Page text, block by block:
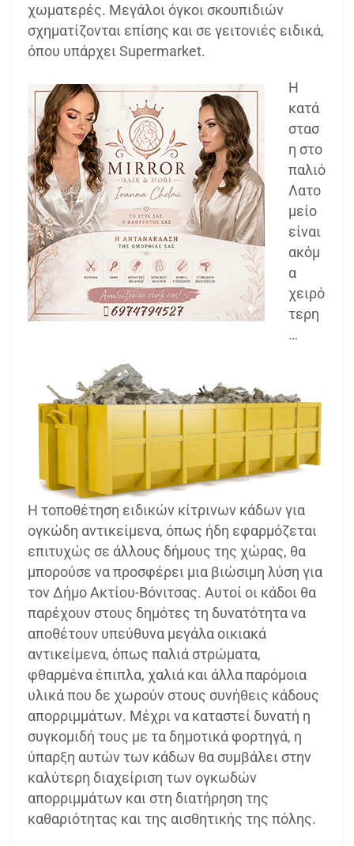
χωματερές. Μεγάλοι όγκοι σκουπιδιών
σχηματίζονται επίσης και σε γειτονιές ειδικά,
όπου υπάρχει Supermarket.
Η
κατά
στασ
η στο
παλιό
Λατο
μείο
είναι
ακόμ
α
χειρό
τερη
…
Η τοποθέτηση ειδικών κίτρινων κάδων για
ογκώδη αντικείμενα, όπως ήδη εφαρμόζεται
επιτυχώς σε άλλους δήμους της χώρας, θα
μπορούσε να προσφέρει μια βιώσιμη λύση για
τον Δήμο Ακτίου-Βόνιτσας. Αυτοί οι κάδοι θα
παρέχουν στους δημότες τη δυνατότητα να
αποθέτουν υπεύθυνα μεγάλα οικιακά
αντικείμενα, όπως παλιά στρώματα,
φθαρμένα έπιπλα, χαλιά και άλλα παρόμοια
υλικά που δε χωρούν στους συνήθεις κάδους
απορριμμάτων. Μέχρι να καταστεί δυνατή η
συγκομιδή τους με τα δημοτικά φορτηγά, η
ύπαρξη αυτών των κάδων θα συμβάλει στην
καλύτερη διαχείριση των ογκωδών
απορριμμάτων και στη διατήρηση της
καθαριότητας και της αισθητικής της πόλης.